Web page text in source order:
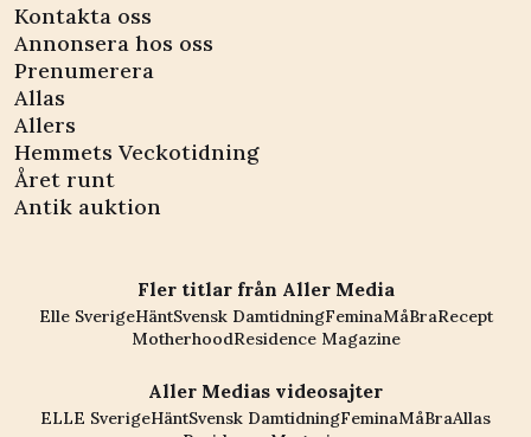
Kontakta oss
Annonsera hos oss
Prenumerera
Allas
Allers
Hemmets Veckotidning
Året runt
Antik auktion
Fler titlar från Aller Media
Elle SverigeHäntSvensk DamtidningFeminaMåBraRecept
MotherhoodResidence Magazine
Aller Medias videosajter
ELLE SverigeHäntSvensk DamtidningFeminaMåBraAllas